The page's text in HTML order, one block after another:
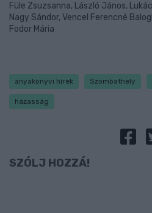
Füle Zsuzsanna, László János,
Nagy Sándor, Vencel Ferencné
Fodor Mária
anyakönyvi hírek Szombathely
házasság
SZÓLJ HOZZÁ!